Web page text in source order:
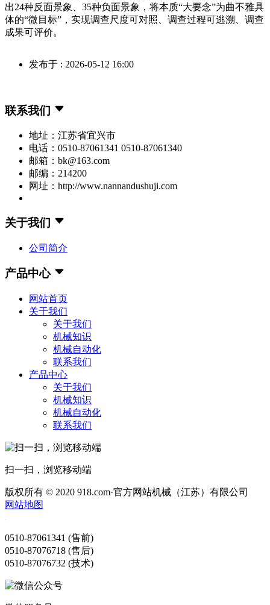
出24种反面景象、35种负面景象，将本质“大要念”为曲不雅具
体的“微目标”，实现调查尺度可对照、调查过程可逃溯、调查
成果可评价。
发布于 : 2026-05-12 16:00
联系我们
地址：江苏省宜兴市
电话：0510-87061341 0510-87061340
邮箱：bk@163.com
邮编：214200
网址：http://www.nannandushuji.com
关于我们
公司简介
产品中心
网站首页
关于我们
关于我们
机械知识
机械自动化
联系我们
产品中心
关于我们
机械知识
机械自动化
联系我们
扫一扫，浏览移动端
版权所有 © 2020 918.com·官方网站机械（江苏）有限公司
网站地图
0510-87061341 (售前)
0510-87076718 (售后)
0510-87076732 (技术)